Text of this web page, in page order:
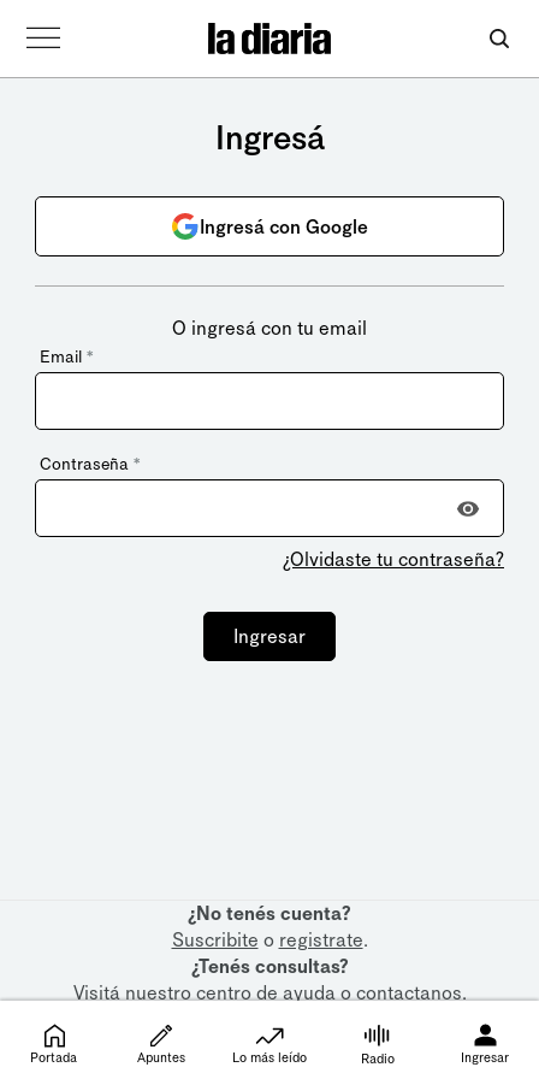
Ingresá
Ingresá con Google
O ingresá con tu email
Email *
Contraseña *
¿Olvidaste tu contraseña?
Ingresar
¿No tenés cuenta?
Suscribite o registrate.
¿Tenés consultas?
Visitá nuestrocentro de ayudaocontactanos.
Portada Apuntes Lo más leído Radio Ingresar